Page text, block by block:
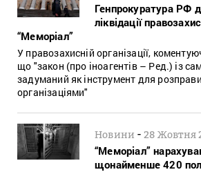
Генпрокуратура РФ
ліквідації
“Меморіал”
У правозахисній організації,
що "закон (про іноагентів – Ред.) із
задуманий як інструмент для
організаціями"
Новини -28 Жовтня
“Меморіал”
щонайменше 420